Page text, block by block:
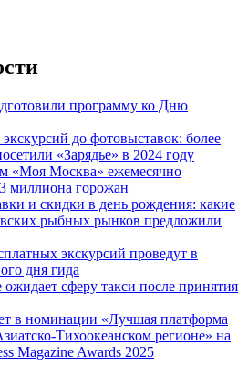
программу ко Дню
до фотовыставок: более
«Зарядье» в 2024 году
«Моя Москва» ежемесячно
миллиона горожан
и скидки в день рождения: какие
рыбных рынков предложили
экскурсий проведут в
дня гида
ожидает сферу такси после принятия
в номинации «Лучшая платформа
Тихоокеанском регионе» на
Magazine Awards 2025